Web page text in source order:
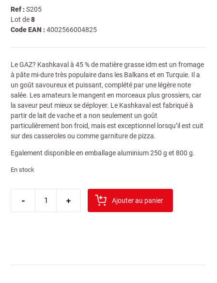
Ref :S205
Lot de8
Code EAN :4002566004825
Le GAZ? Kashkaval à 45 % de matière grasse idm est un fromage
à pâte mi-dure très populaire dans les Balkans et en Turquie. Il a
un goût savoureux et puissant, complété par une légère note
salée. Les amateurs le mangent en morceaux plus grossiers, car
la saveur peut mieux se déployer. Le Kashkaval est fabriqué à
partir de lait de vache et a non seulement un goût
particulièrement bon froid, mais est exceptionnel lorsqu’il est cuit
sur des casseroles ou comme garniture de pizza.
Egalement disponible en emballage aluminium 250 g et 800 g.
En stock
-
quantité
gazi
kaskhaval
+ Ajouter au panier